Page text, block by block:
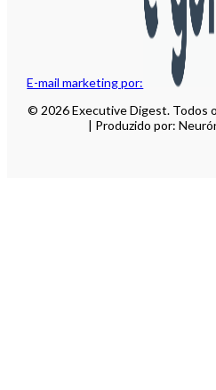
E-mail marketing por:
© 2026 Executive Digest. Todos
| Produzido por: